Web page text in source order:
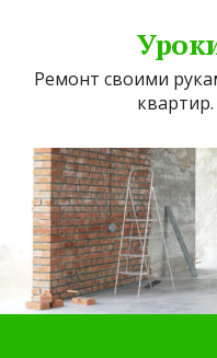
Ремонт своими